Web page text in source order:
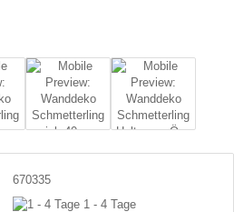
670335
1 - 4 Tage